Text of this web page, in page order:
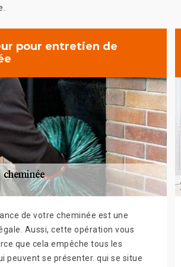
pour entretien de
de votre cheminée est une
Aussi, cette opération vous
que cela empêche tous les
peuvent se présenter. qui se situe